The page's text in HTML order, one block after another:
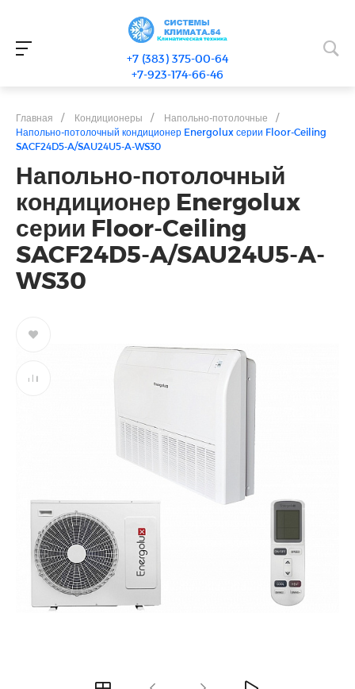
+7 (383) 375-00-64
+7-923-174-66-46
Главная / Кондиционеры / Напольно-потолочные
/
Напольно-потолочный кондиционер Energolux серии Floor-Ceiling
SACF24D5-A/SAU24U5-A-WS30
Напольно-потолочный
кондиционер Energolux
серии Floor-Ceiling
SACF24D5-A/SAU24U5-A-
WS30